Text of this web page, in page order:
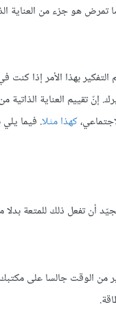
هو جزء من العناية
بهذا الأمر إذا
العناية الذاتية
كهذا مثلا. فيما
أن تفعل ذلك للمتعة
من الوقت جالسا على